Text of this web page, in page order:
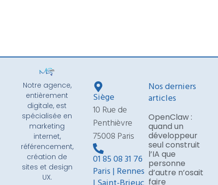
Notre agence,
entièrement
digitale, est
spécialisée en
marketing
internet,
référencement,
création de
sites et design
UX.
Siège
10 Rue de
Penthièvre
75008 Paris
01 85 08 31 76
Paris | Rennes
Nos derniers
articles
OpenClaw :
quand un
développeur
seul construit
l’IA que
personne
d’autre n’osait
faire